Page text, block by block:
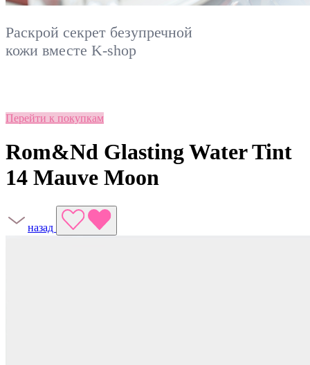
Раскрой секрет безупречной
кожи вместе K-shop
Перейти к покупкам
Rom&Nd Glasting Water Tint
14 Mauve Moon
назад